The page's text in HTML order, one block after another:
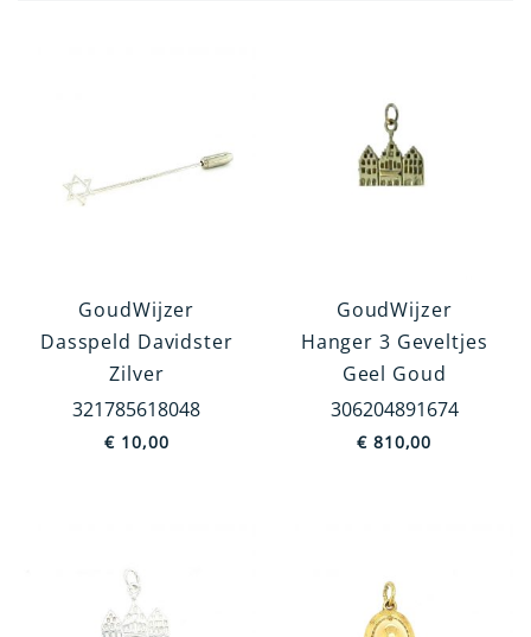
Broche
Holland
Jodendom
GoudWijzer
Dasspeld Davidster
Zilver
321785618048
€ 10,00
GoudWijzer
Hanger 3 Geveltjes
Geel Goud
306204891674
€ 810,00